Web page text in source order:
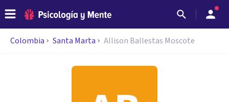
Colombia Santa Marta Allison Ballestas Moscote